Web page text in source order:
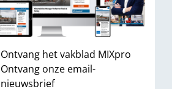
Ontvang het vakblad MIXpro
Ontvang onze email-
nieuwsbrief